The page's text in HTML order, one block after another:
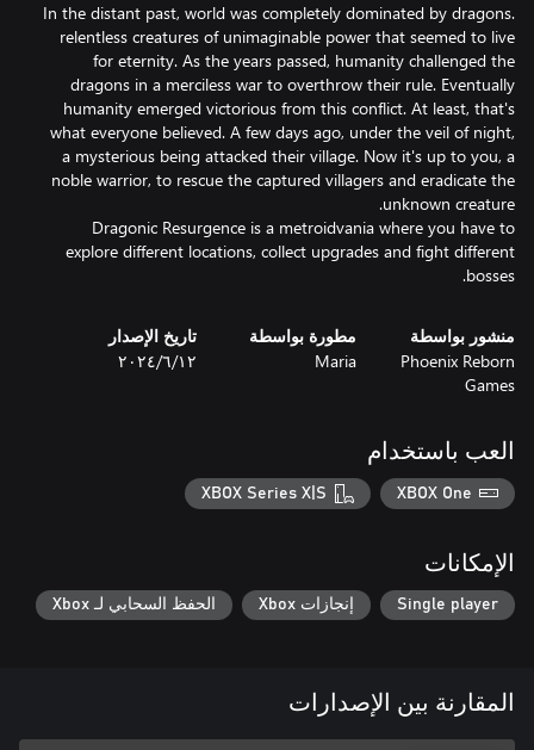
In the distant past, world was completely dominated by dragons.
relentless creatures of unimaginable power that seemed to live
for eternity. As the years passed, humanity challenged the
dragons in a merciless war to overthrow their rule. Eventually
humanity emerged victorious from this conflict. At least, that's
what everyone believed. A few days ago, under the veil of night,
a mysterious being attacked their village. Now it's up to you, a
noble warrior, to rescue the captured villagers and eradicate the
Dragonic Resurgence is a metroidvania where you have to
explore different locations, collect upgrades and fight different
bosses.
منشور بواسطة
Phoenix Reborn
Games
مطورة بواسطة
Maria
تاريخ الإصدار
١٢‏/٦‏/٢٠٢٤
العب باستخدام
XBOX One
XBOX Series X|S
الإمكانات
Single player إنجازات Xbox الحفظ السحابي لـ Xbox
المقارنة بين الإصدارات